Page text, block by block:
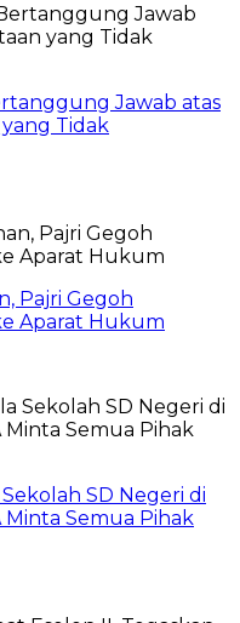
Jawab atas
Tidak
Pajri Gegoh
Aparat Hukum
SD Negeri di
Semua Pihak